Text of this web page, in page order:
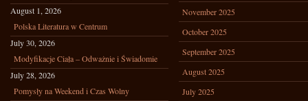
August 1, 2026
Polska Literatura w Centrum
July 30, 2026
Modyfikacje Ciała – Odważnie i Świadomie
July 28, 2026
Pomysły na Weekend i Czas Wolny
November 2025
October 2025
September 2025
August 2025
July 2025